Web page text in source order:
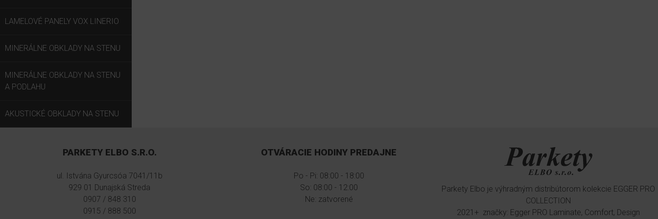
LAMELOVÉ PANELY VOX LINERIO
MINERÁLNE OBKLADY NA STENU
MINERÁLNE OBKLADY NA STENU
A PODLAHU
AKUSTICKÉ OBKLADY NA STENU
PARKETY ELBO S.R.O.
ul. Istvána Gyurcsóa 7041/11b
929 01 Dunajská Streda
0907 / 848 310
0915 / 888 500
OTVÁRACIE HODINY PREDAJNE
Po - Pi: 08:00 - 18:00
So: 08:00 - 12:00
Ne: zatvorené
Parkety Elbo je výhradným distribútorom kolekcie EGGER PRO
COLLECTION
2021+ značky: Egger PRO Laminate, Comfort, Design